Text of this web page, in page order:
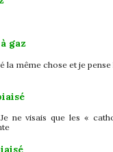
gaz
la même chose et je pense
ne visais que les «